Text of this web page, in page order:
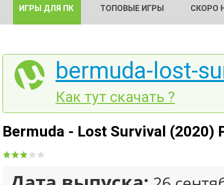
ИГРЫ ДЛЯ ПК ТОПОВЫЕ ИГРЫ СКОРО
bermuda-lost-
Как тут скачать ?
Bermuda - Lost Survival (2020)